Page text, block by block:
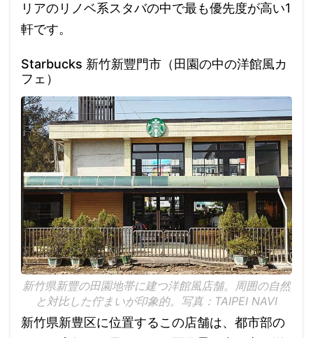
リアのリノベ系スタバの中で最も優先度が高い1
軒です。
Starbucks 新竹新豐門市（田園の中の洋館風カ
フェ）
新竹県新豐の田園地帯に建つ洋館風店舗。周囲の自然
と対比した佇まいが印象的。写真：TAIPEI NAVI
新竹県新豊区に位置するこの店舗は、都市部の